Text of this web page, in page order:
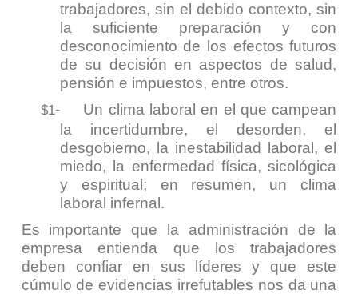
trabajadores, sin el debido contexto, sin
la suficiente preparación y con
desconocimiento de los efectos futuros
de su decisión en aspectos de salud,
pensión e impuestos, entre otros.
$1-
Un clima laboral en el que campean
la incertidumbre, el desorden, el
desgobierno, la inestabilidad laboral, el
miedo, la enfermedad física, sicológica
y espiritual; en resumen, un clima
laboral infernal.
Es importante que la administración de la
empresa entienda que los trabajadores
deben confiar en sus líderes y que este
cúmulo de evidencias irrefutables nos da una